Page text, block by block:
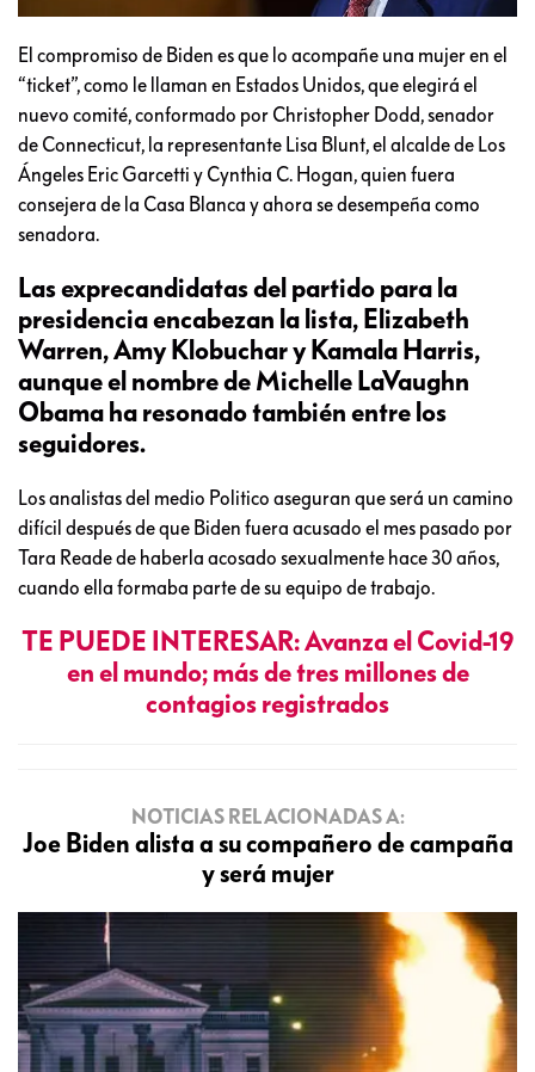
El compromiso de Biden es que lo acompañe una mujer en el
“ticket”, como le llaman en Estados Unidos, que elegirá el
nuevo comité, conformado por Christopher Dodd, senador
de Connecticut, la representante Lisa Blunt, el alcalde de Los
Ángeles Eric Garcetti y Cynthia C. Hogan, quien fuera
consejera de la Casa Blanca y ahora se desempeña como
senadora.
Las exprecandidatas del partido para la
presidencia encabezan la lista, Elizabeth
Warren, Amy Klobuchar y Kamala Harris,
aunque el nombre de Michelle LaVaughn
Obama ha resonado también entre los
seguidores.
Los analistas del medio Politico aseguran que será un camino
difícil después de que Biden fuera acusado el mes pasado por
Tara Reade de haberla acosado sexualmente hace 30 años,
cuando ella formaba parte de su equipo de trabajo.
TE PUEDE INTERESAR: Avanza el Covid-19
en el mundo; más de tres millones de
contagios registrados
NOTICIAS RELACIONADAS A:
Joe Biden alista a su compañero de campaña
y será mujer